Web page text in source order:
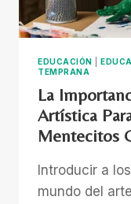
EDUCACIÓN
TEMPRANA
La
Artística
Mentecitos
Introducir a
mundo del